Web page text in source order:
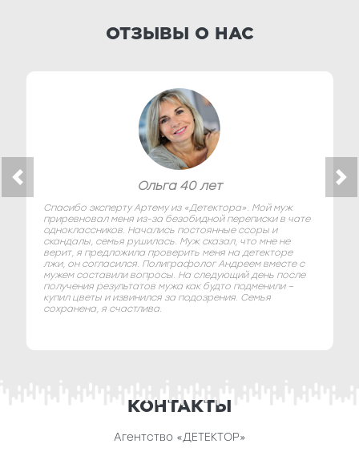
ОТЗЫВЫ О НАС
Ольга 40 лет
Спасибо эксперту Артему из «Детектора». Мой муж
приревновал меня из-за безобидной переписки в чате
одноклассников. Начались постоянные ссоры и
скандалы, семья рушилась. Муж сказал, что мне не
верит, я предложила проверить меня на детекторе
лжи, он согласился. Полиграфолог Андреем вместе с
мужем составили вопросы. На следующий день после
получения результатов мужа как будто подменили –
купил цветы и извинился за подозрения. Семья
сохранена, я счастлива.
КОНТАКТЫ
Агентство «ДЕТЕКТОР»